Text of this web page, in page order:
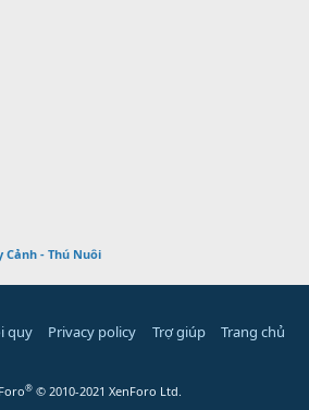
Cảnh - Thú Nuôi
quy Privacy policy Trợ giúp Trang chủ
® © 2010-2021 XenForo Ltd.